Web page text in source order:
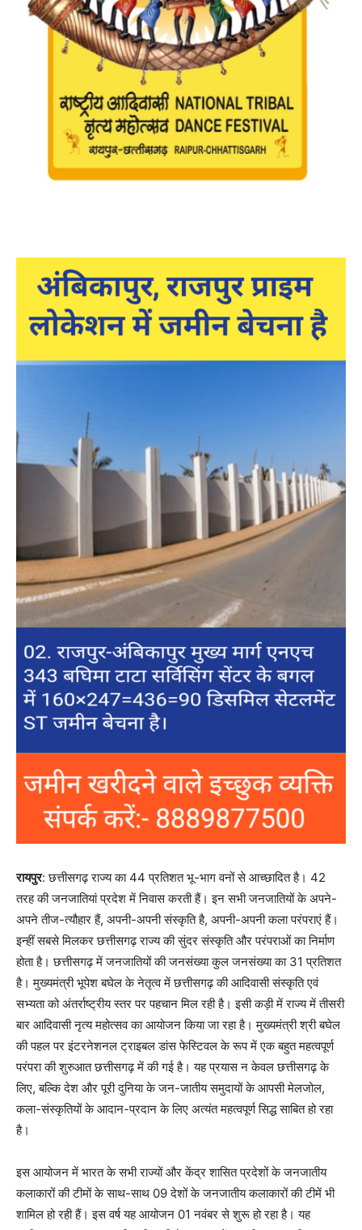
रायपुर: छत्तीसगढ़ राज्य का 44 प्रतिशत भू-भाग वनों से आच्छादित है। 42
तरह की जनजातियां प्रदेश में निवास करती हैं। इन सभी जनजातियों के अपने-
अपने तीज-त्यौहार हैं, अपनी-अपनी संस्कृति है, अपनी-अपनी कला परंपराएं हैं।
इन्हीं सबसे मिलकर छत्तीसगढ़ राज्य की सुंदर संस्कृति और परंपराओं का निर्माण
होता है। छत्तीसगढ़ में जनजातियों की जनसंख्या कुल जनसंख्या का 31 प्रतिशत
है। मुख्यमंत्री भूपेश बघेल के नेतृत्व में छत्तीसगढ़ की आदिवासी संस्कृति एवं
सभ्यता को अंतर्राष्ट्रीय स्तर पर पहचान मिल रही है। इसी कड़ी में राज्य में तीसरी
बार आदिवासी नृत्य महोत्सव का आयोजन किया जा रहा है। मुख्यमंत्री श्री बघेल
की पहल पर इंटरनेशनल ट्राइबल डांस फेस्टिवल के रूप में एक बहुत महत्वपूर्ण
परंपरा की शुरुआत छत्तीसगढ़ में की गई है। यह प्रयास न केवल छत्तीसगढ़ के
लिए, बल्कि देश और पूरी दुनिया के जन-जातीय समुदायों के आपसी मेलजोल,
कला-संस्कृतियों के आदान-प्रदान के लिए अत्यंत महत्वपूर्ण सिद्ध साबित हो रहा
है।
इस आयोजन में भारत के सभी राज्यों और केंद्र शासित प्रदेशों के जनजातीय
कलाकारों की टीमों के साथ-साथ 09 देशों के जनजातीय कलाकारों की टीमें भी
शामिल हो रही हैं। इस वर्ष यह आयोजन 01 नवंबर से शुरू हो रहा है। यह